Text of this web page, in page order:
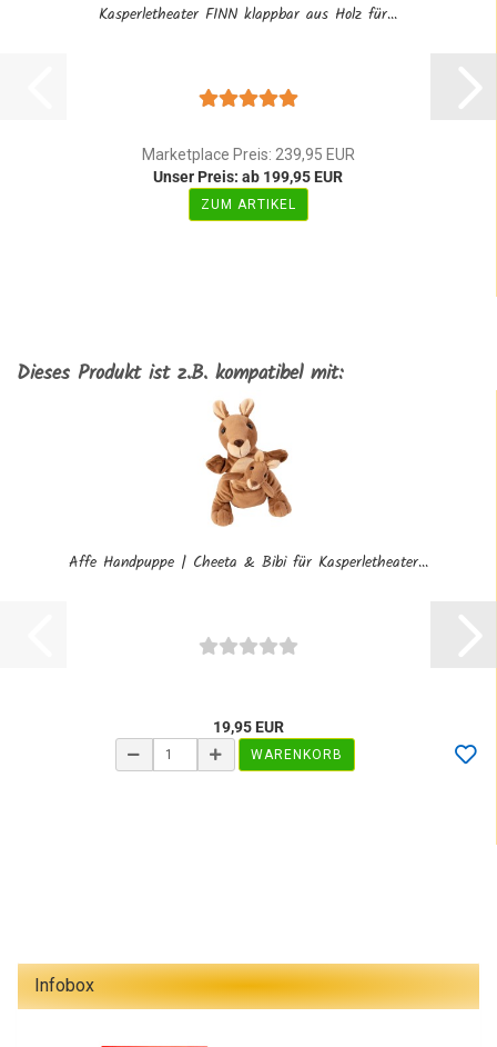
Kasperletheater FINN klappbar aus Holz für...
Marketplace Preis: 239,95 EUR
Unser Preis: ab 199,95 EUR
ZUM ARTIKEL
Dieses Produkt ist z.B. kompatibel mit:
Affe Handpuppe | Cheeta & Bibi für Kasperletheater...
19,95 EUR
WARENKORB
Infobox